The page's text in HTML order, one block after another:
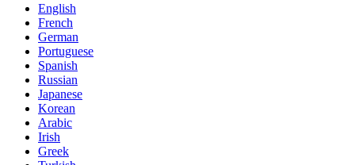
English
French
German
Portuguese
Spanish
Russian
Japanese
Korean
Arabic
Irish
Greek